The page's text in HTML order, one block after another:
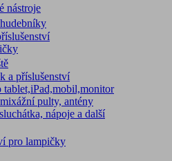
nástroje
a příslušenství
tablet,iPad,mobil,monitor
pulty, antény
nápoje a další
pro lampičky